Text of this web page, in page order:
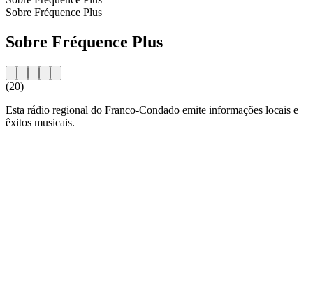
Sobre Fréquence Plus
Sobre Fréquence Plus
(20)
Esta rádio regional do Franco-Condado emite informações locais e
êxitos musicais.